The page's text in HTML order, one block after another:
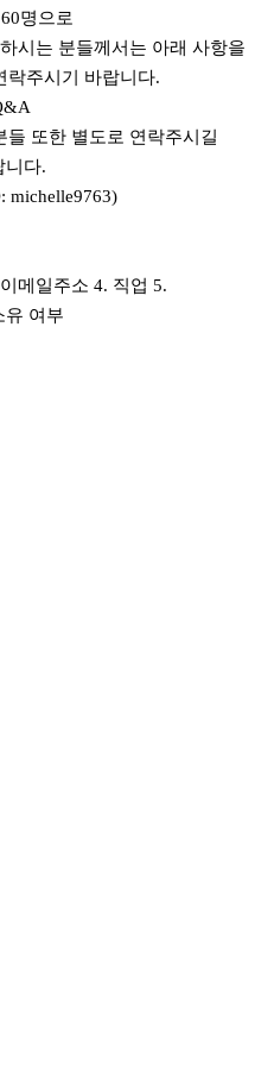
60명으로
시는 분들께서는 아래 사항을
락주시기 바랍니다.
또한 별도로 연락주시길
니다.
michelle9763)
이메일주소 4. 직업 5.
유 여부